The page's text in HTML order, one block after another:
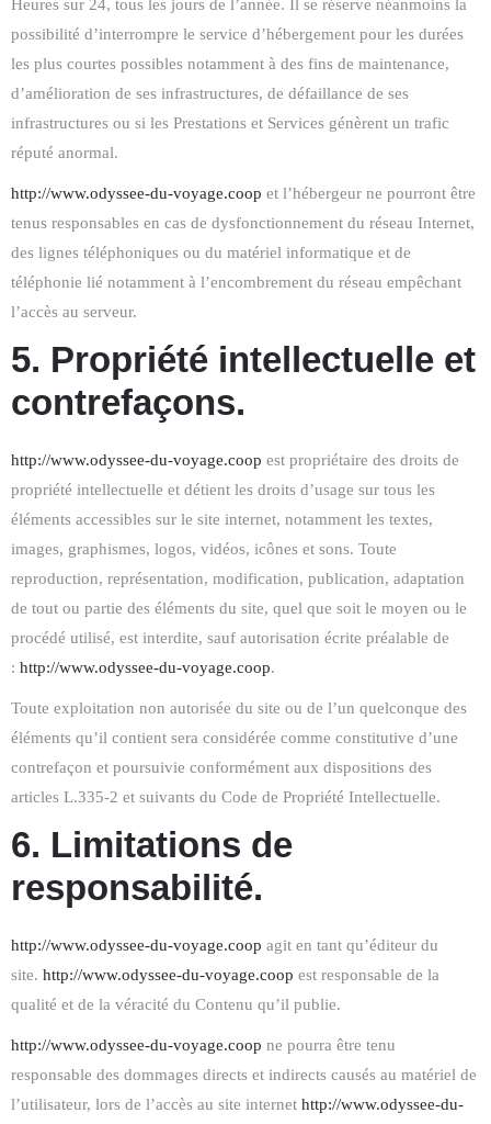
Heures sur 24, tous les jours de l’année. Il se réserve néanmoins la
possibilité d’interrompre le service d’hébergement pour les durées
les plus courtes possibles notamment à des fins de maintenance,
d’amélioration de ses infrastructures, de défaillance de ses
infrastructures ou si les Prestations et Services génèrent un trafic
réputé anormal.
http://www.odyssee-du-voyage.coop et l’hébergeur ne pourront être
tenus responsables en cas de dysfonctionnement du réseau Internet,
des lignes téléphoniques ou du matériel informatique et de
téléphonie lié notamment à l’encombrement du réseau empêchant
l’accès au serveur.
5. Propriété intellectuelle et
contrefaçons.
http://www.odyssee-du-voyage.coop est propriétaire des droits de
propriété intellectuelle et détient les droits d’usage sur tous les
éléments accessibles sur le site internet, notamment les textes,
images, graphismes, logos, vidéos, icônes et sons. Toute
reproduction, représentation, modification, publication, adaptation
de tout ou partie des éléments du site, quel que soit le moyen ou le
procédé utilisé, est interdite, sauf autorisation écrite préalable de
: http://www.odyssee-du-voyage.coop.
Toute exploitation non autorisée du site ou de l’un quelconque des
éléments qu’il contient sera considérée comme constitutive d’une
contrefaçon et poursuivie conformément aux dispositions des
articles L.335-2 et suivants du Code de Propriété Intellectuelle.
6. Limitations de
responsabilité.
http://www.odyssee-du-voyage.coop agit en tant qu’éditeur du
site. http://www.odyssee-du-voyage.coop est responsable de la
qualité et de la véracité du Contenu qu’il publie.
http://www.odyssee-du-voyage.coop ne pourra être tenu
responsable des dommages directs et indirects causés au matériel de
l’utilisateur, lors de l’accès au site internet http://www.odyssee-du-